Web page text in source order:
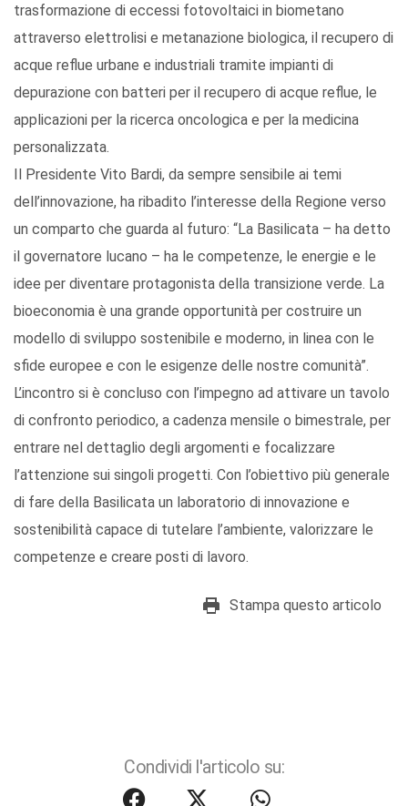
trasformazione di eccessi fotovoltaici in biometano
attraverso elettrolisi e metanazione biologica, il recupero di
acque reflue urbane e industriali tramite impianti di
depurazione con batteri per il recupero di acque reflue, le
applicazioni per la ricerca oncologica e per la medicina
personalizzata.
Il Presidente Vito Bardi, da sempre sensibile ai temi
dell’innovazione, ha ribadito l’interesse della Regione verso
un comparto che guarda al futuro: “La Basilicata – ha detto
il governatore lucano – ha le competenze, le energie e le
idee per diventare protagonista della transizione verde. La
bioeconomia è una grande opportunità per costruire un
modello di sviluppo sostenibile e moderno, in linea con le
sfide europee e con le esigenze delle nostre comunità”.
L’incontro si è concluso con l’impegno ad attivare un tavolo
di confronto periodico, a cadenza mensile o bimestrale, per
entrare nel dettaglio degli argomenti e focalizzare
l’attenzione sui singoli progetti. Con l’obiettivo più generale
di fare della Basilicata un laboratorio di innovazione e
sostenibilità capace di tutelare l’ambiente, valorizzare le
competenze e creare posti di lavoro.
Stampa questo articolo
Condividi l'articolo su: